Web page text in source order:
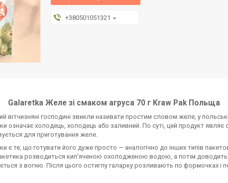
+380501051321
Galaretka Желе зі смаком агруса 70 г Kraw Pak Польща
вітчизняні господині звикли називати простим словом желе, у
означає холодець, холодець або заливний. По суті, цей продукт
для приготування желе.
є те, що готувати його дуже просто — аналогічно до інших типів
розводиться кип'яченою охолодженою водою, а потім
з вогню. Після цього остиглу галарку розливають по формочках і